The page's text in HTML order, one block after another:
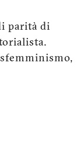
parità di